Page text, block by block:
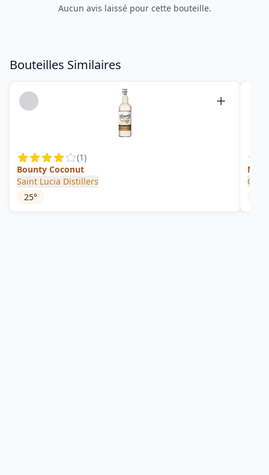
Aucun avis laissé pour cette bouteille.
Bouteilles Similaires
(1)
Bounty Coconut
Saint Lucia Distillers
25°